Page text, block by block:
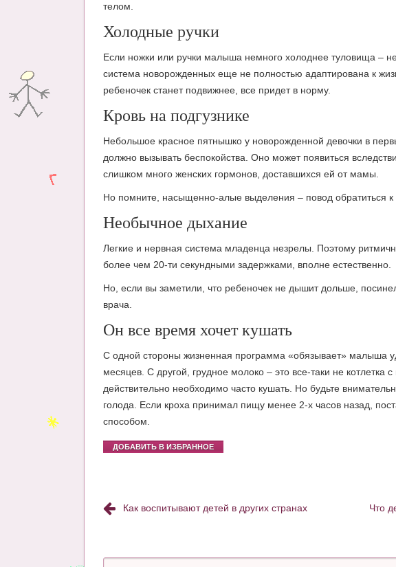
телом.
Холодные ручки
Если ножки или ручки малыша немного холоднее туловища –
система новорожденных еще не полностью адаптирована к
ребеночек станет подвижнее, все придет в норму.
Кровь на подгузнике
Небольшое красное пятнышко у новорожденной девочки в
должно вызывать беспокойства. Оно может появиться
слишком много женских гормонов, доставшихся ей от мамы.
Но помните, насыщенно-алые выделения – повод обратиться к
Необычное дыхание
Легкие и нервная система младенца незрелы. Поэтому
более чем 20-ти секундными задержками, вполне естественно.
Но, если вы заметили, что ребеночек не дышит дольше,
врача.
Он все время хочет кушать
С одной стороны жизненная программа «обязывает» малыша
месяцев. С другой, грудное молоко – это все-таки не котлетка
действительно необходимо часто кушать. Но будьте
голода. Если кроха принимал пищу менее 2-х часов назад,
способом.
ДОБАВИТЬ В ИЗБРАННОЕ
Как воспитывают детей в других странах
Что